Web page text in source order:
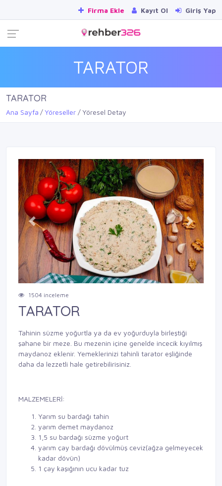
Firma Ekle Kayıt Ol Giriş Yap
TARATOR
TARATOR
Ana Sayfa Yöreseller Yöresel Detay
Previous Next
1504 inceleme
TARATOR
Tahinin süzme yoğurtla ya da ev yoğurduyla birleştiği
şahane bir meze. Bu mezenin içine genelde incecik kıyılmış
maydanoz eklenir. Yemeklerinizi tahinli tarator eşliğinde
daha da lezzetli hale getirebilirisiniz.
MALZEMELERİ:
Yarım su bardağı tahin
yarım demet maydanoz
1,5 su bardağı süzme yoğurt
yarım çay bardağı dövülmüş ceviz(ağza gelmeyecek
kadar dövün)
1 çay kaşığının ucu kadar tuz